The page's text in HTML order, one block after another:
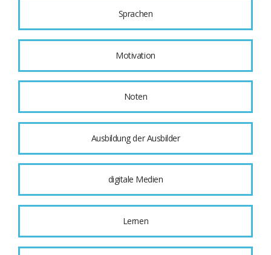
Sprachen
Motivation
Noten
Ausbildung der Ausbilder
digitale Medien
Lernen